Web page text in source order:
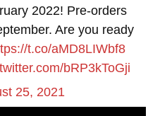
2022! Pre-orders
Are you ready
t.co/aMD8LIWbf8
bRP3kToGji
25, 2021